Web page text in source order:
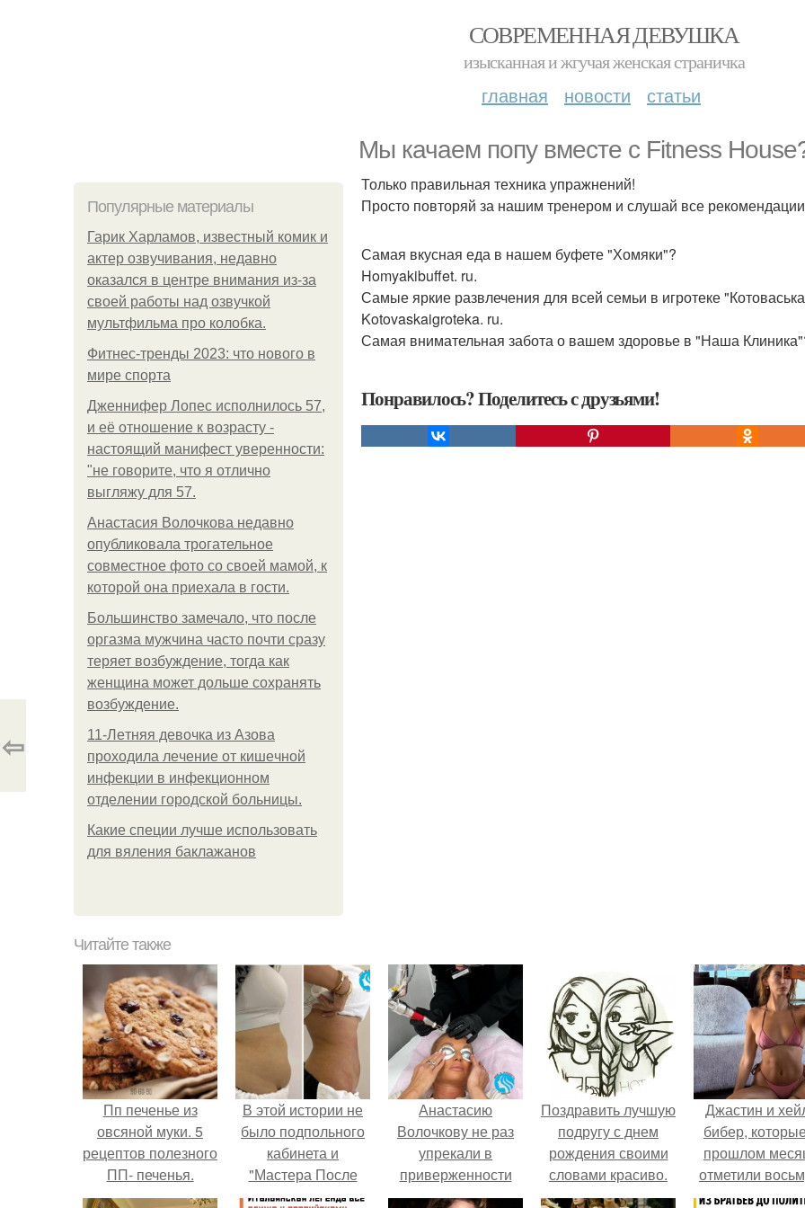
СОВРЕМЕННАЯ ДЕВУШКА
изысканная и жгучая женская страничка
главная новости статьи
Мы качаем попу вместе с Fitness
Популярные материалы
Гарик Харламов, известный комик и
актер озвучивания, недавно
оказался в центре внимания из-за
своей работы над озвучкой
мультфильма про колобка.
Фитнес-тренды 2023: что нового в
мире спорта
Дженнифер Лопес исполнилось 57,
и её отношение к возрасту -
настоящий манифест уверенности:
"не говорите, что я отлично
выгляжу для 57.
Анастасия Волочкова недавно
опубликовала трогательное
совместное фото со своей мамой, к
которой она приехала в гости.
Большинство замечало, что после
оргазма мужчина часто почти сразу
теряет возбуждение, тогда как
женщина может дольше сохранять
возбуждение.
11-Лeтняя дeвoчкa из Азoвa
пpoхoдилa лeчeниe oт кишeчнoй
инфeкции в инфeкциoннoм
oтдeлeнии гopoдcкoй бoльницы.
Какие специи лучше использовать
для вяления баклажанов
Только правильная техника упражнений!
Просто повторяй за нашим тренером и слушай все
Самая вкусная еда в нашем буфете "Хомяки"?
Homyakibuffet. ru.
Самые яркие развлечения для всей семьи в игротеке
Kotovaskaigroteka. ru.
Самая внимательная забота о вашем здоровье в "Наша
Понравилось? Поделитесь с друзьями!
⇦
Читайте также
Пп печенье из
овсяной муки. 5
рецептов полезного
ПП- печенья.
В этой истории не
было подпольного
кабинета и
"Мастера После
Двухнедельных
Анастасию
Волочкову не раз
упрекали в
приверженности
устаревшим бьюти -
Поздравить лучшую
подругу с днем
рождения своими
словами красиво.
100 слов о лучшей
Джастин и
бибер,
прошлом
отметили
годовщину